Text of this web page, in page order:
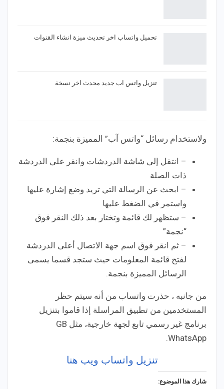
تحميل واتساب اخر تحديث ميزة انشاء القنوات
تنزيل واتس اب جديد محدث اخر نسخة
ولاستخدام رسائل “واتس آب” المميزة بنجمة:
– انتقل إلى شاشة الدردشات وانقر على الدردشة
ذات الصلة
– ابحث عن الرسالة التي تريد وضع إشارة عليها
واستمر في الضغط عليها
– ستظهر لك قائمة وتختار بعد ذلك النقر فوق
“نجمة”
– ثم انقر فوق اسم جهة الاتصال أعلى الدردشة
لفتح قائمة المعلومات حيث ستجد قسما يسمى
الرسائل المميزة بنجمة.
من جانبه ، حذرت واتساب من أنه سيتم حظر
المستخدمين من تطبيق المراسلة إذا قاموا بتنزيل
برنامج غير رسمي تابع لجهة خارجية، مثل GB
WhatsApp.
تنزيل واتساب ويب هنا
شارك هذا الموضوع: